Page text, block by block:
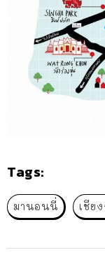
Tags:
มานอนนี่ เชีย